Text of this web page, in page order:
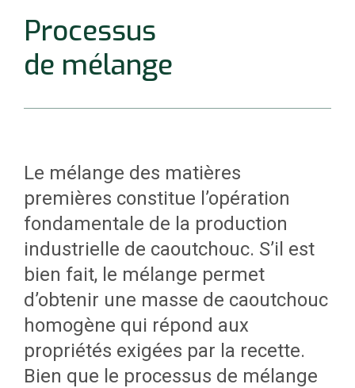
Les agents de mise en œuvre
(par exemple les plastifiants qui
d’huile ou de cire).
(principalement le souffre,
utilisé en des quantités
relativement petites).
Les autres ingrédients
(accélérateurs de cuisson,
activateurs, pigments,
antidégradants, agents
gonflants, etc ; des poudres
utilisées en petite quantité).
Processus
de mélange
Le mélange des matières
premières constitue l’opération
fondamentale de la production
industrielle de caoutchouc. S’il est
bien fait, le mélange permet
d’obtenir une masse de caoutchouc
homogène qui répond aux
propriétés exigées par la recette.
Bien que le processus de mélange